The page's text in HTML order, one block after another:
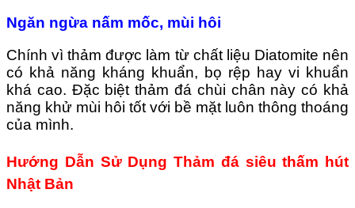
Ngăn ngừa nấm mốc, mùi hôi
Chính vì thảm được làm từ chất liệu Diatomite nên
có khả năng kháng khuẩn, bọ rệp hay vi khuẩn
khá cao. Đặc biệt thảm đá chùi chân này có khả
năng khử mùi hôi tốt với bề mặt luôn thông thoáng
của mình.
Hướng Dẫn Sử Dụng Thảm đá siêu thấm hút
Nhật Bản